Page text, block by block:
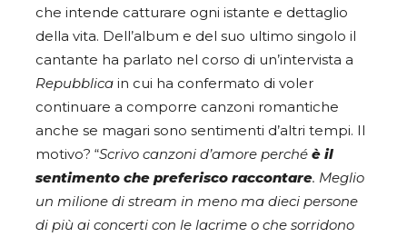
che intende catturare ogni istante e dettaglio
della vita. Dell’album e del suo ultimo singolo il
cantante ha parlato nel corso di un’intervista a
Repubblica in cui ha confermato di voler
continuare a comporre canzoni romantiche
anche se magari sono sentimenti d’altri tempi. Il
motivo? “Scrivo canzoni d’amore perché è il
sentimento che preferisco raccontare. Meglio
un milione di stream in meno ma dieci persone
di più ai concerti con le lacrime o che sorridono